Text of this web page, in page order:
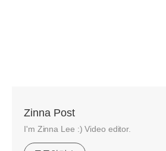
Zinna Post
I'm Zinna Lee :) Video editor.